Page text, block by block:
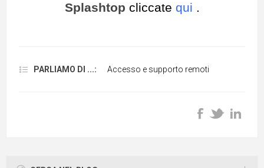
Splashtop cliccate qui .
PARLIAMO DI ...: Accesso e supporto remoti